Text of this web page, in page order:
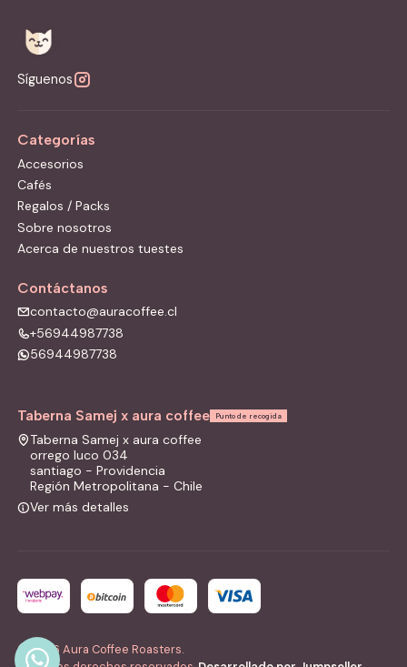
Síguenos
Categorías
Accesorios
Cafés
Regalos / Packs
Sobre nosotros
Acerca de nuestros tuestes
Contáctanos
contacto@auracoffee.cl
+56944987738
56944987738
Taberna Samej x aura coffee Punto de recogida
Taberna Samej x aura coffee
orrego luco 034
santiago - Providencia
Región Metropolitana - Chile
Ver más detalles
2026 Aura Coffee Roasters.